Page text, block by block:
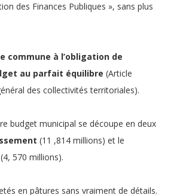
des Finances Publiques », sans plus
commune à l’obligation de
au parfait équilibre (Article
des collectivités territoriales).
budget municipal se découpe en deux
(11 ,814 millions) et le
(4, 570 millions).
en pâtures sans vraiment de détails.